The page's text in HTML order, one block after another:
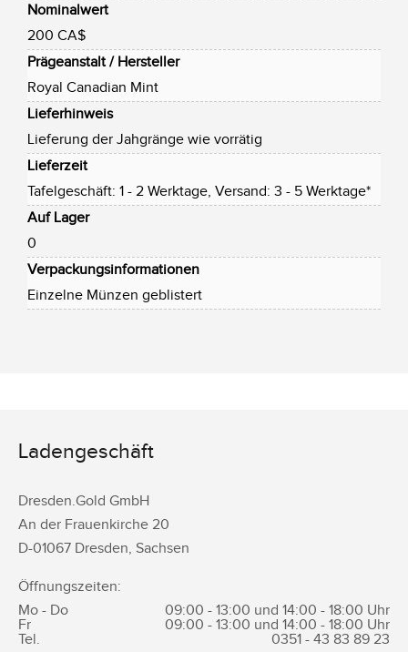
Nominalwert
200 CA$
Prägeanstalt / Hersteller
Royal Canadian Mint
Lieferhinweis
Lieferung der Jahgränge wie vorrätig
Lieferzeit
Tafelgeschäft: 1 - 2 Werktage, Versand: 3 - 5 Werktage*
Auf Lager
0
Verpackungsinformationen
Einzelne Münzen geblistert
Ladengeschäft
Dresden.Gold GmbH
An der Frauenkirche 20
D-01067 Dresden, Sachsen
Öffnungszeiten:
Mo - Do
09:00 - 13:00 und 14:00 - 18:00 Uhr
Fr
09:00 - 13:00 und 14:00 - 18:00 Uhr
Tel.
0351 - 43 83 89 23